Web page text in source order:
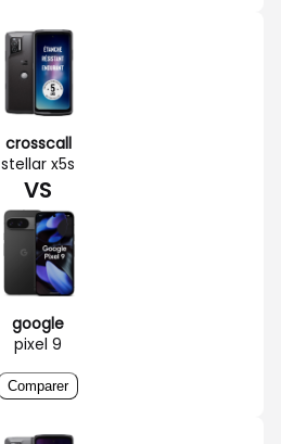
crosscall
stellar x5s
VS
google
pixel 9
Comparer